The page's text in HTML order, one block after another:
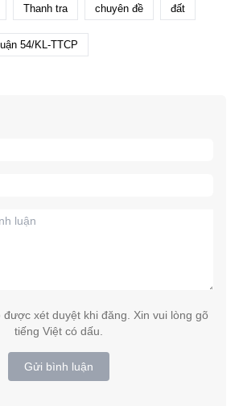
Thanh tra chuyên đề đất
54/KL-TTCP
được xét duyệt khi đăng. Xin vui lòng gõ
tiếng Việt có dấu.
Gửi bình luận